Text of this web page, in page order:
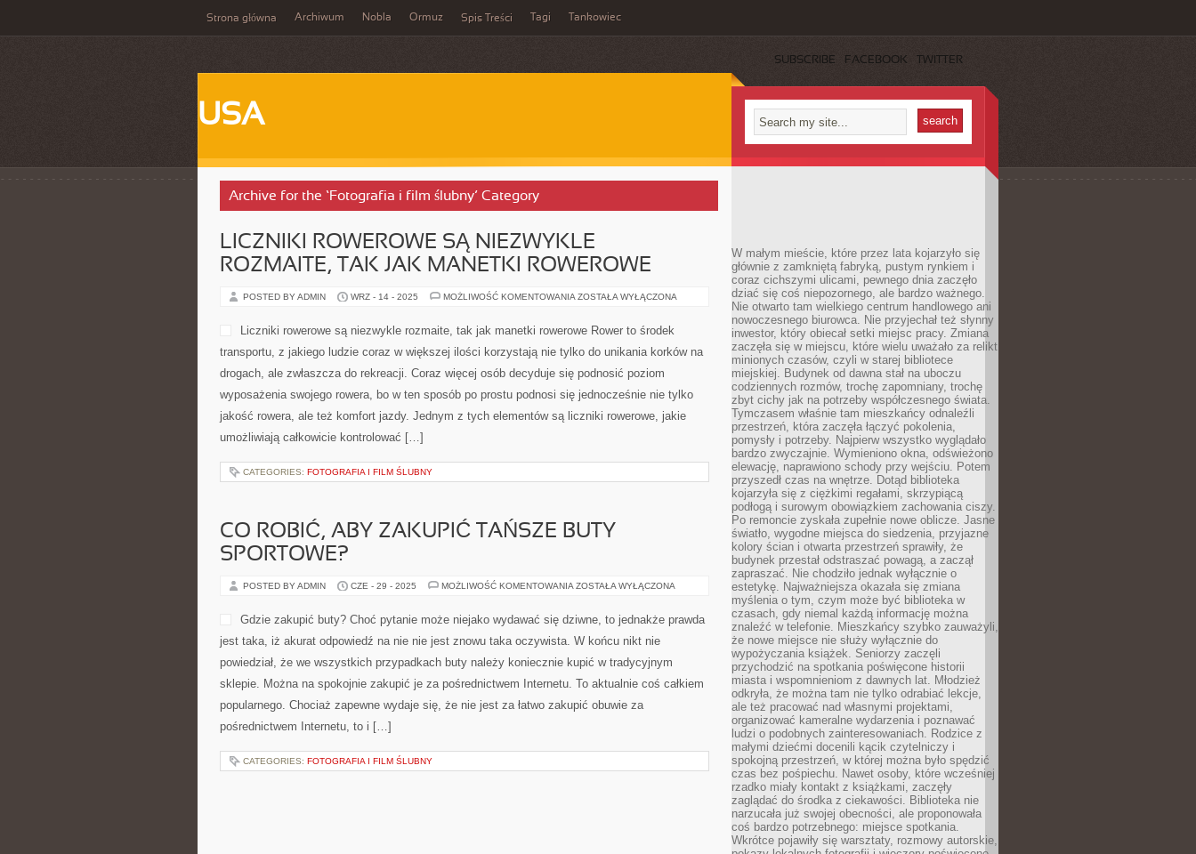
Strona główna Archiwum Nobla Ormuz Spis Treści Tagi Tankowiec
SUBSCRIBE FACEBOOK TWITTER
USA
Archive for the ‘Fotografia i film ślubny’ Category
LICZNIKI ROWEROWE SĄ NIEZWYKLE
ROZMAITE, TAK JAK MANETKI ROWEROWE
POSTED BY ADMIN WRZ - 14 - 2025 MOŻLIWOŚĆ KOMENTOWANIA LICZNIKI
NIEZWYKLE
ROZMAITE,
JAK
ROWEROWE
ZOSTAŁA WYŁĄCZONA
Liczniki rowerowe są niezwykle rozmaite, tak jak manetki rowerowe Rower to środek
transportu, z jakiego ludzie coraz w większej ilości korzystają nie tylko do unikania korków na
drogach, ale zwłaszcza do rekreacji. Coraz więcej osób decyduje się podnosić poziom
wyposażenia swojego rowera, bo w ten sposób po prostu podnosi się jednocześnie nie tylko
jakość rowera, ale też komfort jazdy. Jednym z tych elementów są liczniki rowerowe, jakie
umożliwiają całkowicie kontrolować […]
CATEGORIES: FOTOGRAFIA I FILM ŚLUBNY
CO ROBIĆ, ABY ZAKUPIĆ TAŃSZE BUTY
SPORTOWE?
POSTED BY ADMIN CZE - 29 - 2025 MOŻLIWOŚĆ KOMENTOWANIA CO
ZAKUPIĆ
TAŃSZE
SPORTOWE?
ZOSTAŁA WYŁĄCZONA
Gdzie zakupić buty? Choć pytanie może niejako wydawać się dziwne, to jednakże prawda
jest taka, iż akurat odpowiedź na nie nie jest znowu taka oczywista. W końcu nikt nie
powiedział, że we wszystkich przypadkach buty należy koniecznie kupić w tradycyjnym
sklepie. Można na spokojnie zakupić je za pośrednictwem Internetu. To aktualnie coś całkiem
popularnego. Chociaż zapewne wydaje się, że nie jest za łatwo zakupić obuwie za
pośrednictwem Internetu, to i […]
CATEGORIES: FOTOGRAFIA I FILM ŚLUBNY
W małym mieście, które przez lata kojarzyło się
głównie z zamkniętą fabryką, pustym rynkiem i
coraz cichszymi ulicami, pewnego dnia zaczęło
dziać się coś niepozornego, ale bardzo ważnego.
Nie otwarto tam wielkiego centrum handlowego ani
nowoczesnego biurowca. Nie przyjechał też słynny
inwestor, który obiecał setki miejsc pracy. Zmiana
zaczęła się w miejscu, które wielu uważało za relikt
minionych czasów, czyli w starej bibliotece
miejskiej. Budynek od dawna stał na uboczu
codziennych rozmów, trochę zapomniany, trochę
zbyt cichy jak na potrzeby współczesnego świata.
Tymczasem właśnie tam mieszkańcy odnaleźli
przestrzeń, która zaczęła łączyć pokolenia,
pomysły i potrzeby. Najpierw wszystko wyglądało
bardzo zwyczajnie. Wymieniono okna, odświeżono
elewację, naprawiono schody przy wejściu. Potem
przyszedł czas na wnętrze. Dotąd biblioteka
kojarzyła się z ciężkimi regałami, skrzypiącą
podłogą i surowym obowiązkiem zachowania ciszy.
Po remoncie zyskała zupełnie nowe oblicze. Jasne
światło, wygodne miejsca do siedzenia, przyjazne
kolory ścian i otwarta przestrzeń sprawiły, że
budynek przestał odstraszać powagą, a zaczął
zapraszać. Nie chodziło jednak wyłącznie o
estetykę. Najważniejsza okazała się zmiana
myślenia o tym, czym może być biblioteka w
czasach, gdy niemal każdą informację można
znaleźć w telefonie. Mieszkańcy szybko zauważyli,
że nowe miejsce nie służy wyłącznie do
wypożyczania książek. Seniorzy zaczęli
przychodzić na spotkania poświęcone historii
miasta i wspomnieniom z dawnych lat. Młodzież
odkryła, że można tam nie tylko odrabiać lekcje,
ale też pracować nad własnymi projektami,
organizować kameralne wydarzenia i poznawać
ludzi o podobnych zainteresowaniach. Rodzice z
małymi dziećmi docenili kącik czytelniczy i
spokojną przestrzeń, w której można było spędzić
czas bez pośpiechu. Nawet osoby, które wcześniej
rzadko miały kontakt z książkami, zaczęły
zaglądać do środka z ciekawości. Biblioteka nie
narzucała już swojej obecności, ale proponowała
coś bardzo potrzebnego: miejsce spotkania.
Wkrótce pojawiły się warsztaty, rozmowy autorskie,